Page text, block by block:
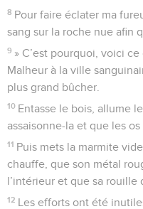
8 Pour faire éclater ma
sang sur la roche nue afin
9 » C’est pourquoi, voici
Malheur à la ville
plus grand bûcher.
10 Entasse le bois, allume
assaisonne-la et que les os
11 Puis mets la marmite
chauffe, que son métal
l’intérieur et que sa rouille
12 Les efforts ont été